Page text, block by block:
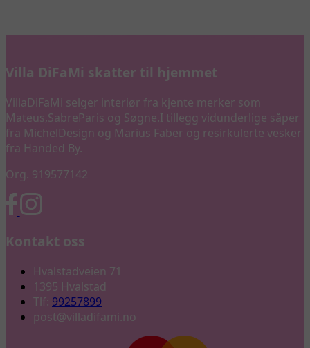
Villa DiFaMi skatter til hjemmet
VillaDiFaMi selger interiør fra kjente merker som
Mateus,SabreParis og Søgne.I tillegg vidunderlige såper
fra MichelDesign og Marius Faber og resirkulerte vesker
fra Handed By.
Org. 919577142
Kontakt oss
Hvalstadveien 71
1395 Hvalstad
Tlf: 99257899
post@villadifami.no